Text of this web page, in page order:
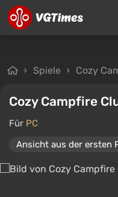
Spiele Cozy
Cozy Campfire
Für PC
Ansicht aus der ersten